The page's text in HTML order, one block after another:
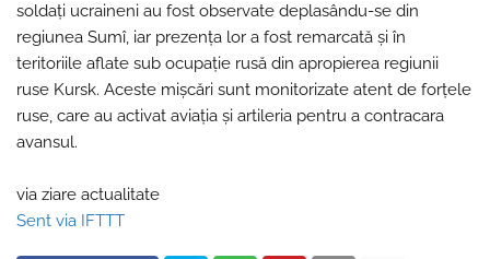
soldați ucraineni au fost observate deplasându-se din
regiunea Sumî, iar prezența lor a fost remarcată și în
teritoriile aflate sub ocupație rusă din apropierea regiunii
ruse Kursk. Aceste mișcări sunt monitorizate atent de forțele
ruse, care au activat aviația și artileria pentru a contracara
avansul.
via ziare actualitate
Sent via IFTTT